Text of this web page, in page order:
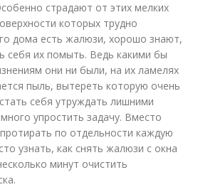
страдают от этих мелких
которых трудно
дома есть жалюзи, хорошо знают,
себя их помыть. Ведь какими бы
они ни были, на их ламелях
пыль, вытереть которую очень
себя утруждать лишними
упростить задачу. Вместо
по отдельности каждую
узнать, как снять жалюзи с окна
минут очистить